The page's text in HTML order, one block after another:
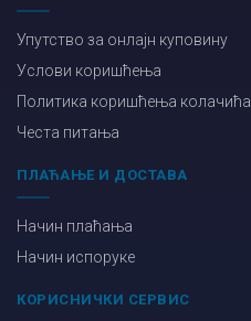
Упутство за онлајн куповину
Услови коришћења
Политика коришћења колачића
Честа питања
ПЛАЋАЊЕ И ДОСТАВА
Начин плаћања
Начин испоруке
КОРИСНИЧКИ СЕРВИС